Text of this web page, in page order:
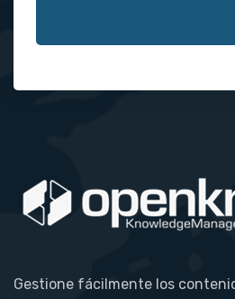
Gestione fácilmente los